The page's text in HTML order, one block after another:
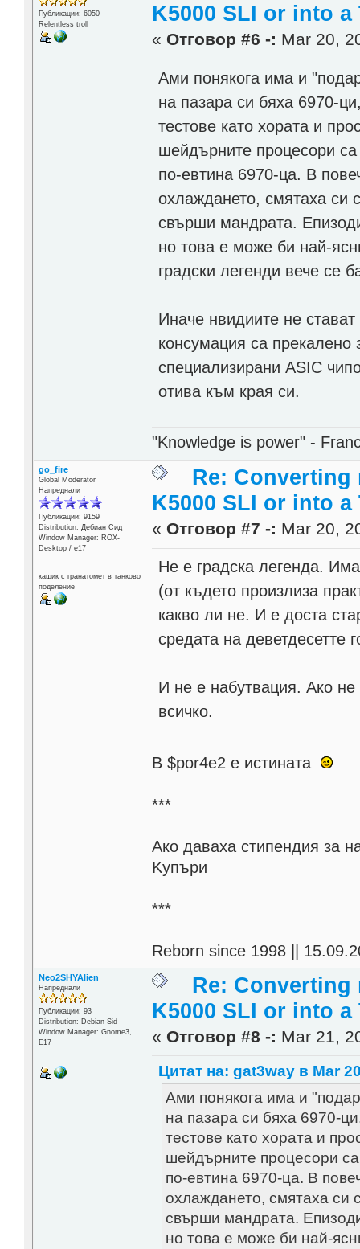
Публикации: 6050
Relentless troll
K5000 SLI or into a
« Отговор #6 -: Mar 20,
Ами понякога има и
на пазара си бяха 6970-
тестове като хората и
шейдърните процесори
по-евтина 6970-ца. В
охлаждането, смятаха си
свърши мандрата.
но това е може би най-
градски легенди вече се
Иначе нвидиите не
консумация са прекалено
специализирани ASIC
отива към края си.
"Knowledge is power" -
go_fire
Global Moderator
Напреднали
Публикации: 9159
Distribution: Дебиан Сид
Window Manager: ROX-
Desktop / е17
кашик с гранатомет в танково
поделение
Re: Converting
K5000 SLI or into a
« Отговор #7 -: Mar 20,
Не е градска легенда.
(от където произлиза
какво ли не. И е доста
средата на деветдесетте
И не е набутвация. Ако
всичко.
В $por4e2 e истината
***
Aко даваха стипендия за
Kупъри
***
Reborn since 1998 ||
Neo2SHYAlien
Напреднали
Публикации: 93
Distribution: Debian Sid
Window Manager: Gnome3,
E17
Re: Converting
K5000 SLI or into a
« Отговор #8 -: Mar 21,
Цитат на: gat3way в Mar
Ами понякога има и
на пазара си бяха 6970-
тестове като хората и
шейдърните процесори
по-евтина 6970-ца. В
охлаждането, смятаха си
свърши мандрата.
но това е може би най-